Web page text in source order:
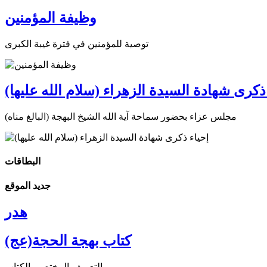
وظيفة المؤمنين
توصية للمؤمنين في فترة غيبة الكبرى
ذكرى شهادة السيدة الزهراء (سلام الله عليها)
مجلس عزاء بحضور سماحة آية الله الشيخ البهجة (البالغ مناه)
البطاقات
جديد الموقع
هدر
كتاب بهجة الحجة(عج)